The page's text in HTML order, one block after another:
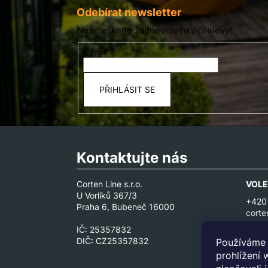
prohlížení
Odebírat newsletter
Nezmeškejte žádné novinky či slevy!
E-mail
PŘIHLÁSIT SE
Kontaktujte nás
Corten Line s.r.o.
U Vorlíků 367/3
Praha 6, Bubeneč 16000
IČ: 25357832
DIČ: CZ25357832